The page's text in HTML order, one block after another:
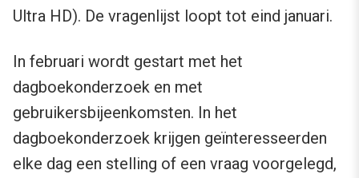
Ultra HD). De vragenlijst loopt tot eind januari.
In februari wordt gestart met het
dagboekonderzoek en met
gebruikersbijeenkomsten. In het
dagboekonderzoek krijgen geïnteresseerden
elke dag een stelling of een vraag voorgelegd,